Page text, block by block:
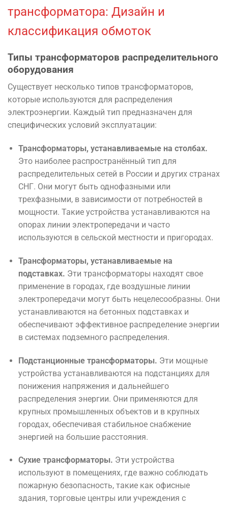
трансформатора: Дизайн и
классификация обмоток
Типы трансформаторов распределительного
оборудования
Существует несколько типов трансформаторов,
которые используются для распределения
электроэнергии. Каждый тип предназначен для
специфических условий эксплуатации:
Трансформаторы, устанавливаемые на столбах.
Это наиболее распространённый тип для
распределительных сетей в России и других странах
СНГ. Они могут быть однофазными или
трехфазными, в зависимости от потребностей в
мощности. Такие устройства устанавливаются на
опорах линии электропередачи и часто
используются в сельской местности и пригородах.
Трансформаторы, устанавливаемые на
подставках. Эти трансформаторы находят свое
применение в городах, где воздушные линии
электропередачи могут быть нецелесообразны. Они
устанавливаются на бетонных подставках и
обеспечивают эффективное распределение энергии
в системах подземного распределения.
Подстанционные трансформаторы. Эти мощные
устройства устанавливаются на подстанциях для
понижения напряжения и дальнейшего
распределения энергии. Они применяются для
крупных промышленных объектов и в крупных
городах, обеспечивая стабильное снабжение
энергией на большие расстояния.
Сухие трансформаторы. Эти устройства
используют в помещениях, где важно соблюдать
пожарную безопасность, такие как офисные
здания, торговые центры или учреждения с